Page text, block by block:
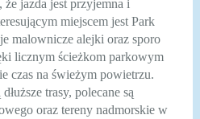
jazda jest przyjemna i
miejscem jest Park
malownicze alejki oraz sporo
licznym ścieżkom parkowym
czas na świeżym powietrzu.
trasy, polecane są
oraz tereny nadmorskie w